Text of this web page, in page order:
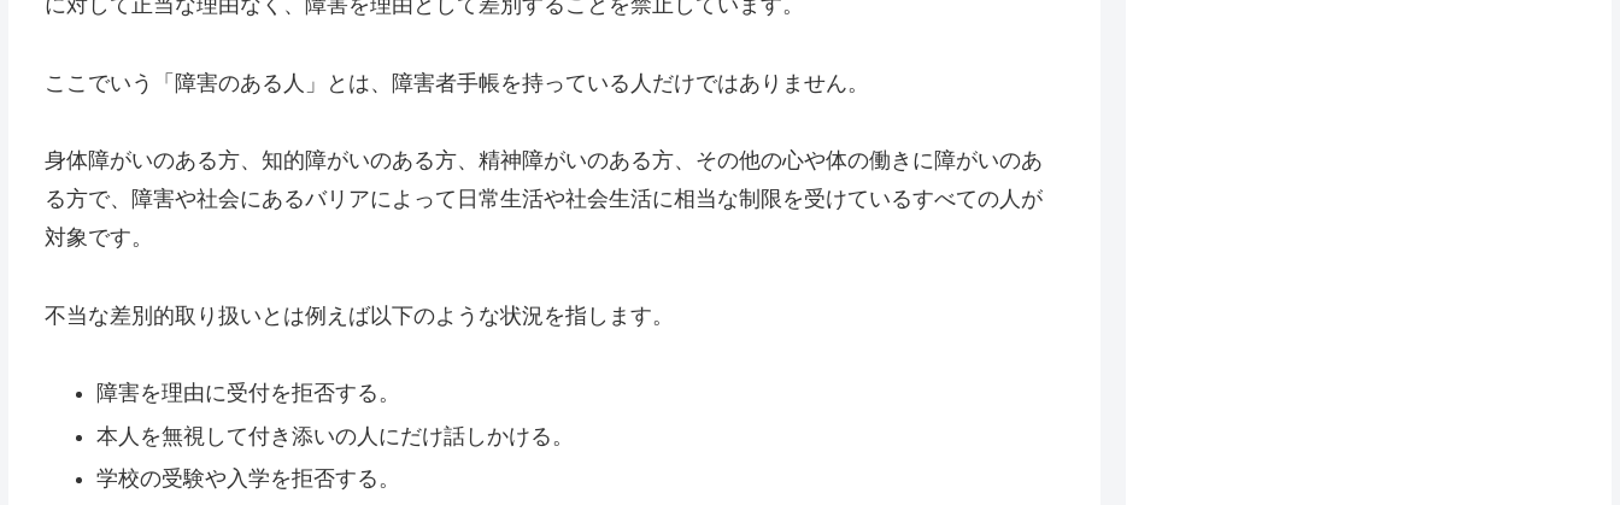
に対して正当な理由なく、障害を理由として差別することを禁止しています。
ここでいう「障害のある人」とは、障害者手帳を持っている人だけではありません。
身体障がいのある方、知的障がいのある方、精神障がいのある方、その他の心や体の働きに障がいのあ
る方で、障害や社会にあるバリアによって日常生活や社会生活に相当な制限を受けているすべての人が
対象です。
不当な差別的取り扱いとは例えば以下のような状況を指します。
障害を理由に受付を拒否する。
本人を無視して付き添いの人にだけ話しかける。
学校の受験や入学を拒否する。